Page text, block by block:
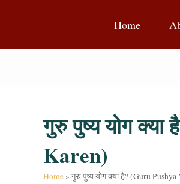
Home
गुरु पुष्य योग
Karen)
Home» गुरु पुष्य योग क्या है? (Guru